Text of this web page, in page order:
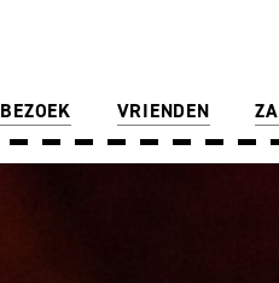
VRIENDEN